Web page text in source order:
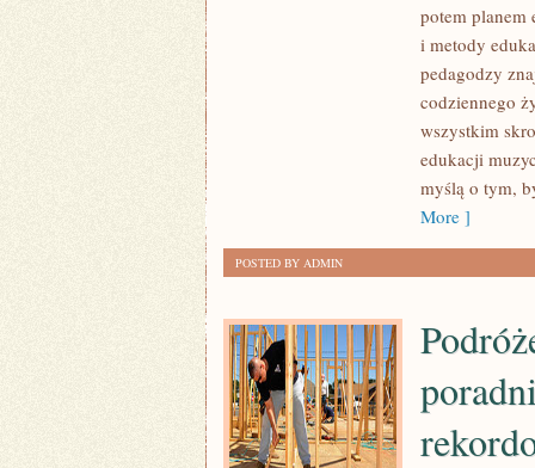
EKSPERYMENTY
RELAKSACYJNA
I
TERAPEUTYCZNA
potem planem
i metody
pedagodzy
codziennego
wszystkim
edukacji
myślą o tym,
More ]
POSTED BY ADMIN